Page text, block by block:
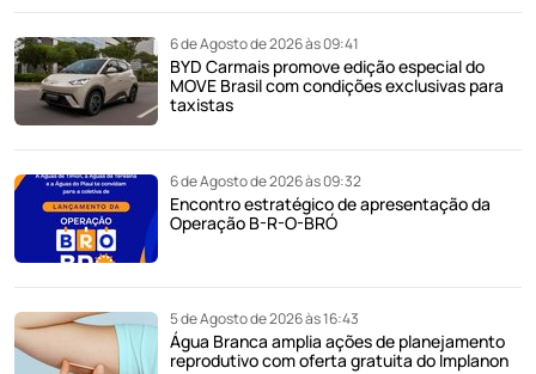
6 de Agosto de 2026 às 09:41
BYD Carmais promove edição especial do
MOVE Brasil com condições exclusivas para
taxistas
6 de Agosto de 2026 às 09:32
Encontro estratégico de apresentação da
Operação B-R-O-BRÓ
5 de Agosto de 2026 às 16:43
Água Branca amplia ações de planejamento
reprodutivo com oferta gratuita do Implanon